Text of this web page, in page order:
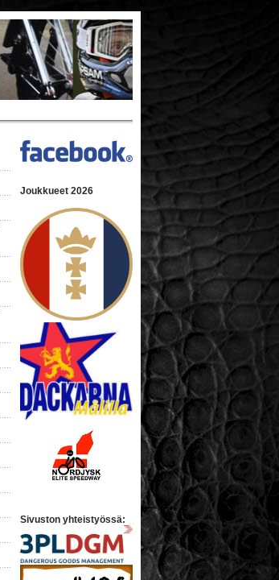
Joukkueet 2026
Sivuston yhteistyössä: